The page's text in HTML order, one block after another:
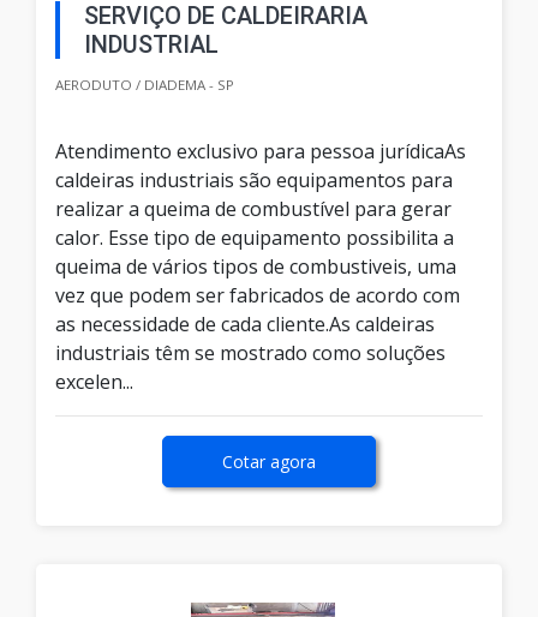
SERVIÇO DE CALDEIRARIA
INDUSTRIAL
AERODUTO / DIADEMA - SP
Atendimento exclusivo para pessoa jurídicaAs
caldeiras industriais são equipamentos para
realizar a queima de combustível para gerar
calor. Esse tipo de equipamento possibilita a
queima de vários tipos de combustiveis, uma
vez que podem ser fabricados de acordo com
as necessidade de cada cliente.As caldeiras
industriais têm se mostrado como soluções
excelen...
Cotar agora